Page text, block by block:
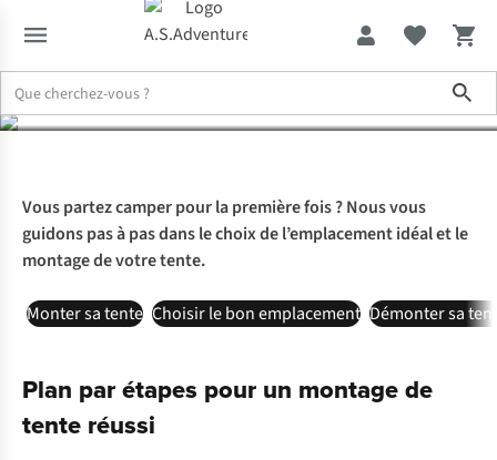
votre tente
Vous partez camper pour la première fois ? Nous vous
guidons pas à pas dans le choix de l’emplacement idéal et le
montage de votre tente.
Monter sa tente Choisir le bon emplacement Démonter sa
Plan par étapes pour un montage de
tente réussi